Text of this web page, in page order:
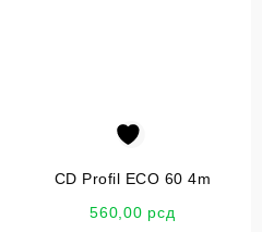
CD Profil ECO 60 4m
560,00 рсд